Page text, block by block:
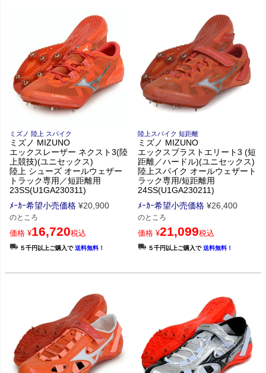
ミズノ 陸上 スパイク
ミズノ MIZUNO
エックスレーザー ネクスト3(陸
上競技)(ユニセックス)
陸上 シューズ オールウェザー
トラック専用／短距離用
23SS(U1GA230311)
ﾒｰｶｰ希望小売価格 ¥20,900
のところ
価格 ¥16,720税込
５千円以上ご購入で送料無料！
陸上スパイク 短距離
ミズノ MIZUNO
エックスブラストエリート3 (短
距離／ハードル)(ユニセックス)
陸上スパイク オールウェザート
ラック専用/短距離用
24SS(U1GA230211)
ﾒｰｶｰ希望小売価格 ¥26,400
のところ
価格 ¥21,099税込
５千円以上ご購入で送料無料！